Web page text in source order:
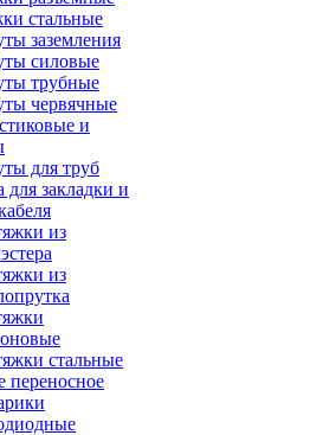
стальные
заземления
силовые
трубные
червячные
и
для труб
для закладки и
из
из
стальные
переносное